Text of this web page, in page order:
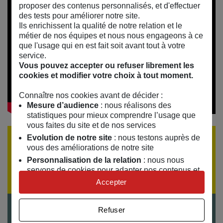
ÉVÈNEMENT TERMINÉ
Si vous souhaitez recevoir la programmation par
email,inscrivez-vous à notre lettre d'information
proposer des contenus personnalisés, et d'effectuer
des tests pour améliorer notre site.
Ils enrichissent la qualité de notre relation et le
métier de nos équipes et nous nous engageons à ce
que l'usage qui en est fait soit avant tout à votre
service.
Vous pouvez accepter ou refuser librement les
cookies et modifier votre choix à tout moment.
Connaître nos cookies avant de décider :
Mesure d’audience: nous réalisons des
statistiques pour mieux comprendre l’usage que
vous faites du site et de nos services
Evolution de notre site: nous testons auprès de
vous des améliorations de notre site
Personnalisation de la relation : nous nous
servons de cookies pour adapter nos contenus et
personnaliser nos offres
Univers publicitaire: nous utilisons avec nos
publicités personnalisées
Refuser
Accepter